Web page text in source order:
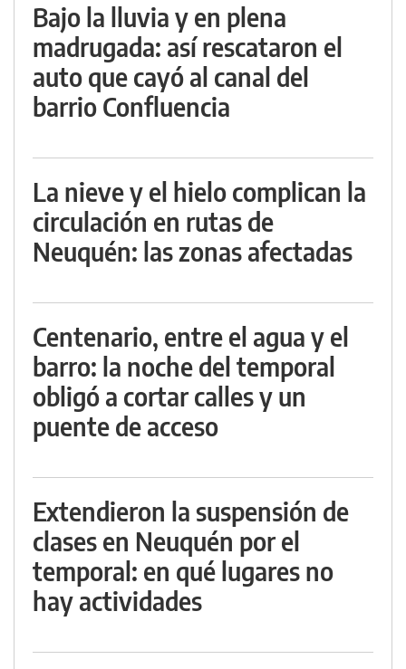
Bajo la lluvia y en plena
madrugada: así rescataron el
auto que cayó al canal del
barrio Confluencia
La nieve y el hielo complican la
circulación en rutas de
Neuquén: las zonas afectadas
Centenario, entre el agua y el
barro: la noche del temporal
obligó a cortar calles y un
puente de acceso
Extendieron la suspensión de
clases en Neuquén por el
temporal: en qué lugares no
hay actividades